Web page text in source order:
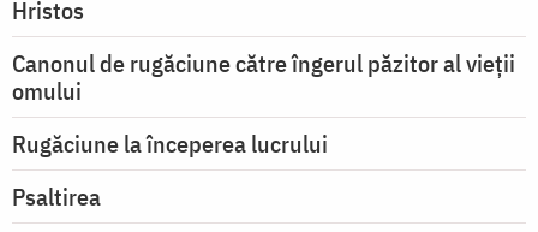
Hristos
Canonul de rugăciune către îngerul păzitor al vieții
omului
Rugăciune la începerea lucrului
Psaltirea